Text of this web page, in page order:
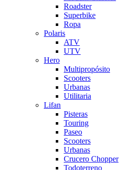
Roadster
Superbike
Ropa
Polaris
ATV
UTV
Hero
Multipropósito
Scooters
Urbanas
Utilitaria
Lifan
Pisteras
Touring
Paseo
Scooters
Urbanas
Crucero Chopper
Todoterreno